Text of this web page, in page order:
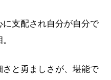
支配され自分が自分で
と勇ましさが、堪能で